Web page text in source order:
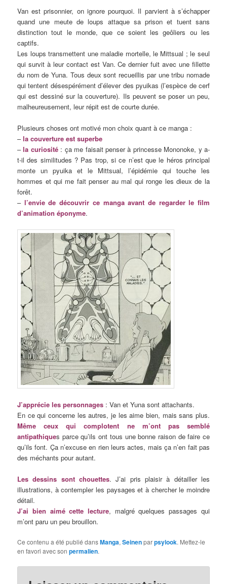
Van est prisonnier, on ignore pourquoi. Il parvient à s’échapper
quand une meute de loups attaque sa prison et tuent sans
distinction tout le monde, que ce soient les geôliers ou les
captifs.
Les loups transmettent une maladie mortelle, le Mittsual ; le seul
qui survit à leur contact est Van. Ce dernier fuit avec une fillette
du nom de Yuna. Tous deux sont recueillis par une tribu nomade
qui tentent désespérément d’élever des pyuikas (l’espèce de cerf
qui est dessiné sur la couverture). Ils peuvent se poser un peu,
malheureusement, leur répit est de courte durée.
Plusieurs choses ont motivé mon choix quant à ce manga :
–la couverture est superbe
–la curiosité: ça me faisait penser à princesse Mononoke, y a-
t-il des similitudes ? Pas trop, si ce n’est que le héros principal
monte un pyuika et le Mittsual, l’épidémie qui touche les
hommes et qui me fait penser au mal qui ronge les dieux de la
forêt.
– l’envie de découvrir ce manga avant de regarder le film
d’animation éponyme.
J’apprécie les personnages : Van et Yuna sont attachants.
En ce qui concerne les autres, je les aime bien, mais sans plus.
Même ceux qui complotent ne m’ont pas semblé
antipathiques parce qu’ils ont tous une bonne raison de faire ce
qu’ils font. Ça n’excuse en rien leurs actes, mais ça n’en fait pas
des méchants pour autant.
Les dessins sont chouettes. J’ai pris plaisir à détailler les
illustrations, à contempler les paysages et à chercher le moindre
détail.
J’ai bien aimé cette lecture, malgré quelques passages qui
m’ont paru un peu brouillon.
Ce contenu a été publié dansManga,Seinenparpsylook. Mettez-le
en favori avec sonpermalien.